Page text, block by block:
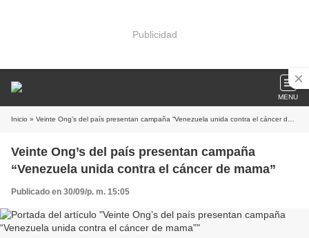
Publicidad
MENU
Inicio » Veinte Ong’s del país presentan campaña “Venezuela unida contra el cáncer de mama”
Veinte Ong’s del país presentan campaña
“Venezuela unida contra el cáncer de mama”
Publicado en 30/09/p. m. 15:05